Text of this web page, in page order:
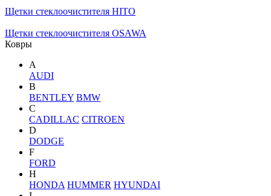
Щетки стеклоочистителя HITO
Щетки стеклоочистителя OSAWA
Ковры
A
AUDI
B
BENTLEY BMW
C
CADILLAC CITROEN
D
DODGE
F
FORD
H
HONDA HUMMER HYUNDAI